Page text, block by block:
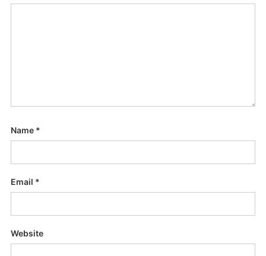
Name *
Email *
Website